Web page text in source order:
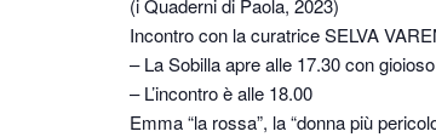
(i Quaderni di Paola, 2023)
Incontro con la curatrice SELVA
– La Sobilla apre alle 17.30 con
– L’incontro è alle 18.00
Emma “la rossa”, la “donna più